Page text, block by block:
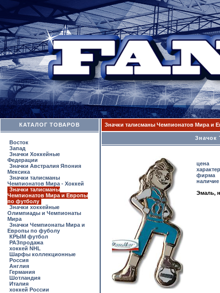
КАТАЛОГ ТОВАРОВ
Восток
Запад
Значки Хоккейные
Федерации
Значки Австралия Япония
Мексика
Значки талисманы
Чемпионатов Мира - Хоккей
Значки талисманы
Чемпионатов Мира и Европы
по футболу
Значки хоккейные
Олимпиады и Чемпионаты
Мира
Значки Чемпионаты Мира и
Европы по фуболу
КРЫМ футбол
РАЗпродажа
хоккей NHL
Шарфы коллекционные
Россия
Англия
Германия
Шотландия
Италия
хоккей России
Значки талисманы Чемпионатов Мира и
Значок
цена
фирма
наличие
Эмаль,